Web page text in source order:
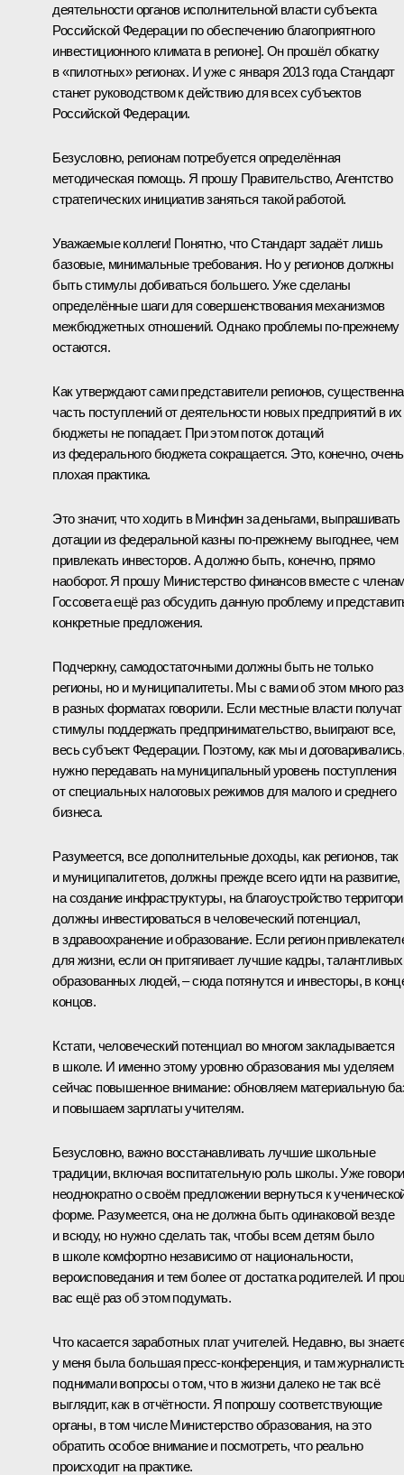
деятельности органов исполнительной власти субъекта
Российской Федерации по обеспечению благоприятного
инвестиционного климата в регионе]. Он прошёл обкатку
в «пилотных» регионах. И уже с января 2013 года Стандарт
станет руководством к действию для всех субъектов
Российской Федерации.
Безусловно, регионам потребуется определённая
методическая помощь. Я прошу Правительство, Агентство
стратегических инициатив заняться такой работой.
Уважаемые коллеги! Понятно, что Стандарт задаёт лишь
базовые, минимальные требования. Но у регионов должны
быть стимулы добиваться большего. Уже сделаны
определённые шаги для совершенствования механизмов
межбюджетных отношений. Однако проблемы по‑прежнему
остаются.
Как утверждают сами представители регионов,
часть поступлений от деятельности новых предприятий в их
бюджеты не попадает. При этом поток дотаций
из федерального бюджета сокращается. Это, конечно, очень
плохая практика.
Это значит, что ходить в Минфин за деньгами, выпрашивать
дотации из федеральной казны по‑прежнему выгоднее, чем
привлекать инвесторов. А должно быть, конечно, прямо
наоборот. Я прошу Министерство финансов вместе с
Госсовета ещё раз обсудить данную проблему и
конкретные предложения.
Подчеркну, самодостаточными должны быть не только
регионы, но и муниципалитеты. Мы с вами об этом много раз
в разных форматах говорили. Если местные власти получат
стимулы поддержать предпринимательство, выиграют все,
весь субъект Федерации. Поэтому, как мы и
нужно передавать на муниципальный уровень поступления
от специальных налоговых режимов для малого и среднего
бизнеса.
Разумеется, все дополнительные доходы, как регионов, так
и муниципалитетов, должны прежде всего идти на развитие,
на создание инфраструктуры, на благоустройство
должны инвестироваться в человеческий потенциал,
в здравоохранение и образование. Если регион
для жизни, если он притягивает лучшие кадры,
образованных людей, – сюда потянутся и инвесторы, в
концов.
Кстати, человеческий потенциал во многом закладывается
в школе. И именно этому уровню образования мы уделяем
сейчас повышенное внимание: обновляем материальную
и повышаем зарплаты учителям.
Безусловно, важно восстанавливать лучшие школьные
традиции, включая воспитательную роль школы. Уже
неоднократно о своём предложении вернуться к
форме. Разумеется, она не должна быть одинаковой везде
и всюду, но нужно сделать так, чтобы всем детям было
в школе комфортно независимо от национальности,
вероисповедания и тем более от достатка родителей. И
вас ещё раз об этом подумать.
Что касается заработных плат учителей. Недавно, вы
у меня была большая пресс-конференция, и там
поднимали вопросы о том, что в жизни далеко не так всё
выглядит, как в отчётности. Я попрошу соответствующие
органы, в том числе Министерство образования, на это
обратить особое внимание и посмотреть, что реально
происходит на практике.